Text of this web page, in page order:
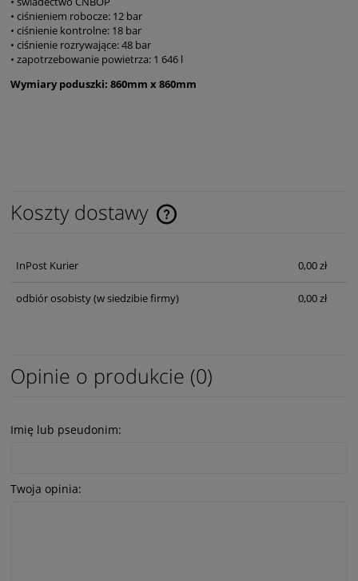
• ciśnieniem robocze: 12 bar
• ciśnienie kontrolne: 18 bar
• ciśnienie rozrywające: 48 bar
• zapotrzebowanie powietrza: 1 646 l
Wymiary poduszki: 860mm x 860mm
Koszty dostawy
Cena nie zawiera ewentualnych kosztów płatności
InPost Kurier 0,00 zł
odbiór osobisty(w siedzibie firmy) 0,00 zł
Opinie o produkcie (0)
Imię lub pseudonim:
Twoja opinia: